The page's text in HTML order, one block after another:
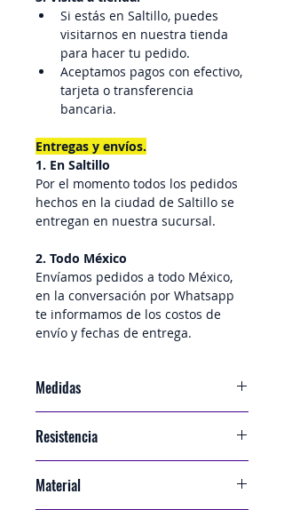
Si estás en Saltillo, puedes
visitarnos en nuestra tienda
para hacer tu pedido.
Aceptamos pagos con efectivo,
tarjeta o transferencia
bancaria.
Entregas y envíos.
1. En Saltillo
Por el momento todos los pedidos
hechos en la ciudad de Saltillo se
entregan en nuestra sucursal.
2. Todo México
Envíamos pedidos a todo México,
en la conversación por Whatsapp
te informamos de los costos de
envío y fechas de entrega.
Medidas
Resistencia
Material